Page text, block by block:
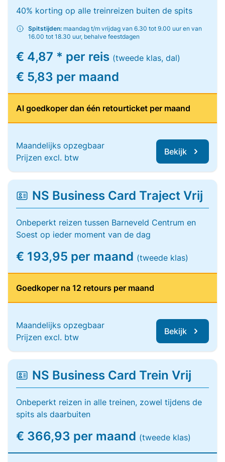
40% korting op alle treinreizen buiten de spits
Spitstijden: maandag t/m vrijdag van 6.30 tot 9.00 uur en van
16.00 tot 18.30 uur, behalve feestdagen
€ 4,87 * per reis (tweede klas, dal)
€ 5,83 per maand
Al goedkoper dan één retourticket per maand
Maandelijks opzegbaar
Prijzen excl. btw
Bekijk
NS Business Card Traject Vrij
Onbeperkt reizen tussen Barneveld Centrum en
Soest op ieder moment van de dag
€ 193,95 per maand (tweede klas)
Goedkoper na 12 retours per maand
Maandelijks opzegbaar
Prijzen excl. btw
Bekijk
NS Business Card Trein Vrij
Onbeperkt reizen in alle treinen, zowel tijdens de
spits als daarbuiten
€ 366,93 per maand (tweede klas)